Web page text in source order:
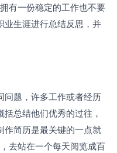
有一份稳定的工作也不要
业生涯进行总结反思，并
题，许多工作或者经历
总结他们优秀的过往，
作简历是最关键的一点就
去站在一个每天阅览成百